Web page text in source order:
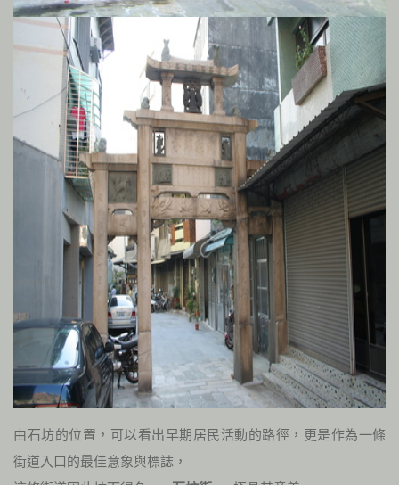
由石坊的位置，可以看出早期居民活動的路徑，更是作為一條
街道入口的最佳意象與標誌，